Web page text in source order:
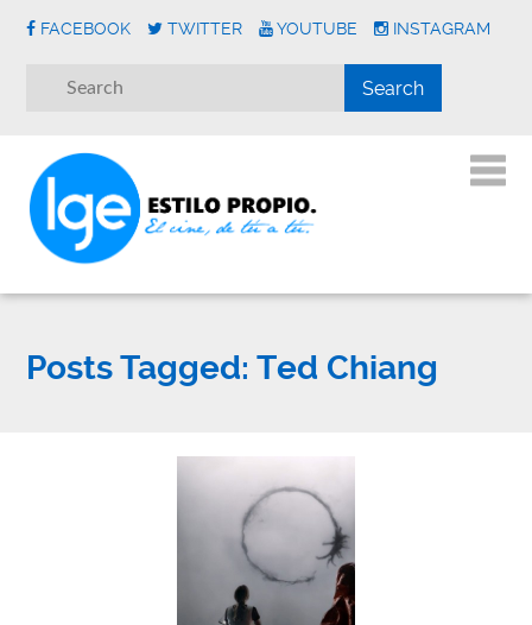
FACEBOOK TWITTER YOUTUBE INSTAGRAM
Posts Tagged: Ted Chiang